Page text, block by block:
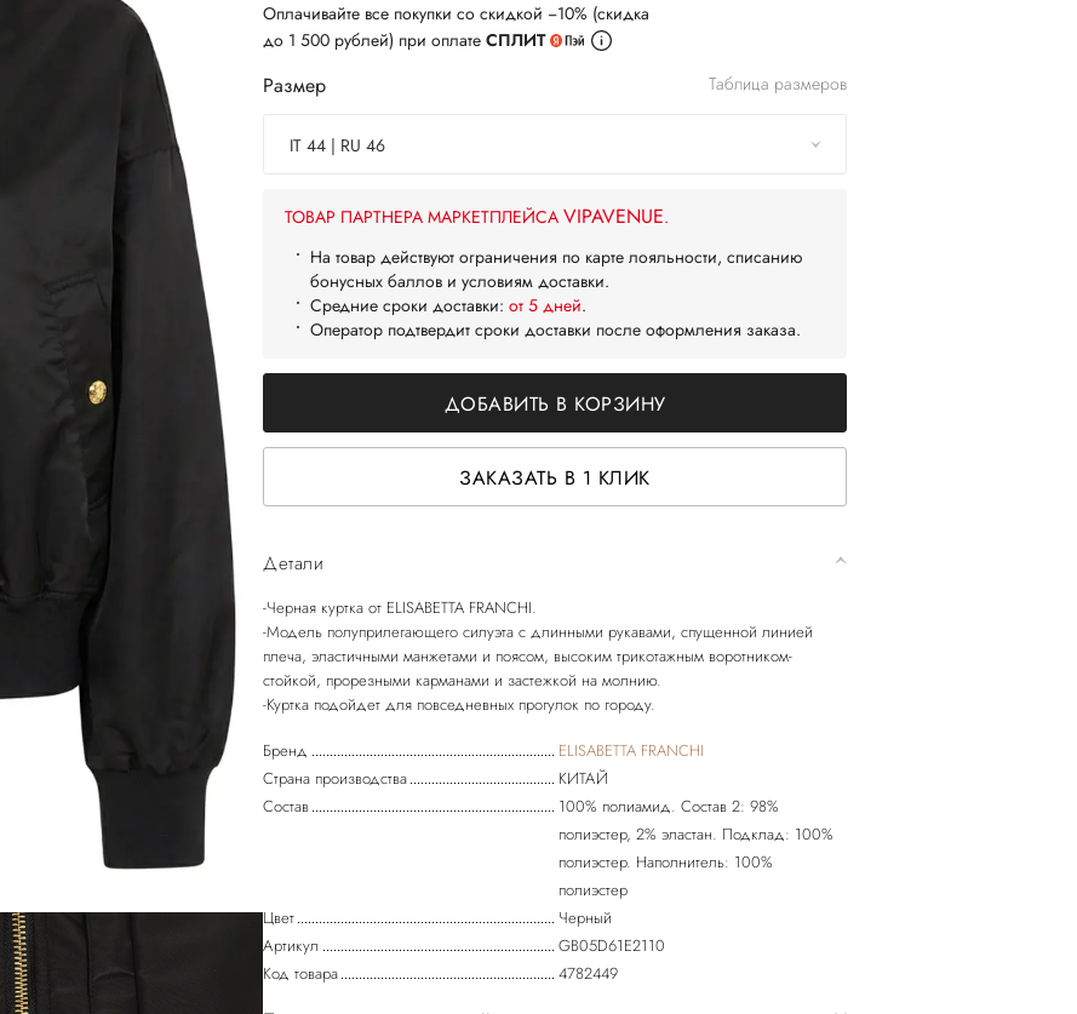
Оплачивайте все покупки со скидкой −10% (скидка
до 1 500 рублей) при оплате СПЛИТ
Размер Таблица размеров
IT 44 | RU 46
ТОВАР ПАРТНЕРА МАРКЕТПЛЕЙСА VIPAVENUE.
На товар действуют ограничения по карте лояльности, списанию
бонусных баллов и условиям доставки.
Средние сроки доставки: от 5 дней.
Оператор подтвердит сроки доставки после оформления заказа.
ДОБАВИТЬ В КОРЗИНУ
ЗАКАЗАТЬ В 1 КЛИК
Детали
-Черная куртка от ELISABETTA FRANCHI.
-Модель полуприлегающего силуэта с длинными рукавами, спущенной линией
плеча, эластичными манжетами и поясом, высоким трикотажным воротником-
стойкой, прорезными карманами и застежкой на молнию.
-Куртка подойдет для повседневных прогулок по городу.
Бренд
ELISABETTA FRANCHI
Страна производства
КИТАЙ
Состав
100% полиамид. Состав 2: 98%
полиэстер, 2% эластан. Подклад: 100%
полиэстер. Наполнитель: 100%
полиэстер
Цвет
Черный
Артикул
GB05D61E2110
Код товара
4782449